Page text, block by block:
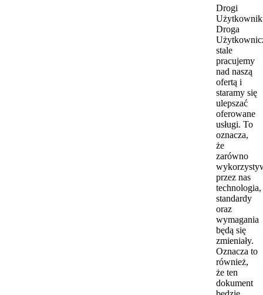
Drogi
Droga
stale
pracujemy
nad naszą
ofertą i
staramy się
ulepszać
oferowane
usługi. To
oznacza,
że
zarówno
przez nas
technologia,
standardy
oraz
wymagania
będą się
zmieniały.
Oznacza to
również,
że ten
dokument